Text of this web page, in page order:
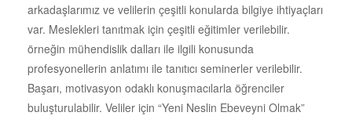
arkadaşlarımız ve velilerin çeşitli konularda bilgiye ihtiyaçları
var. Meslekleri tanıtmak için çeşitli eğitimler verilebilir.
örneğin mühendislik dalları ile ilgili konusunda
profesyonellerin anlatımı ile tanıtıcı seminerler verilebilir.
Başarı, motivasyon odaklı konuşmacılarla öğrenciler
buluşturulabilir. Veliler için “Yeni Neslin Ebeveyni Olmak”